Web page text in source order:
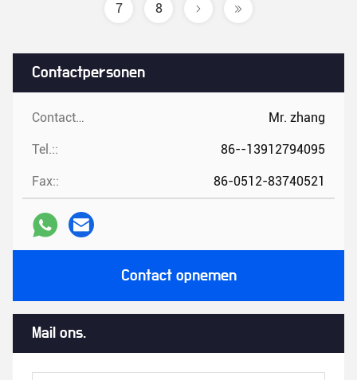
Contactpersonen
Contactpersonen: Mr. zhang
Tel.:: 86--13912794095
Fax:: 86-0512-83740521
Contact opnemen
Mail ons.
7 8